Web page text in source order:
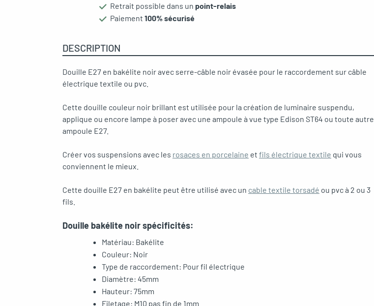
Retrait possible dans un point-relais
Paiement100% sécurisé
DESCRIPTION
Douille E27 en bakélite noir avec serre-câble noir évasée pour le raccordement sur câble
électrique textile ou pvc.
Cette douille couleur noir brillant est utilisée pour la création de luminaire suspendu,
applique ou encore lampe à poser avec une ampoule à vue type Edison ST64 ou toute autre
ampoule E27.
Créer vos suspensions avec les rosaces en porcelaine et fils électrique textile qui vous
conviennent le mieux.
Cette douille E27 en bakélite peut être utilisé avec un cable textile torsadé ou pvc à 2 ou 3
fils.
Douille bakélite noir spécificités:
Matériau: Bakélite
Couleur: Noir
Type de raccordement: Pour fil électrique
Diamètre: 45mm
Hauteur: 75mm
Filetage: M10 pas fin de 1mm